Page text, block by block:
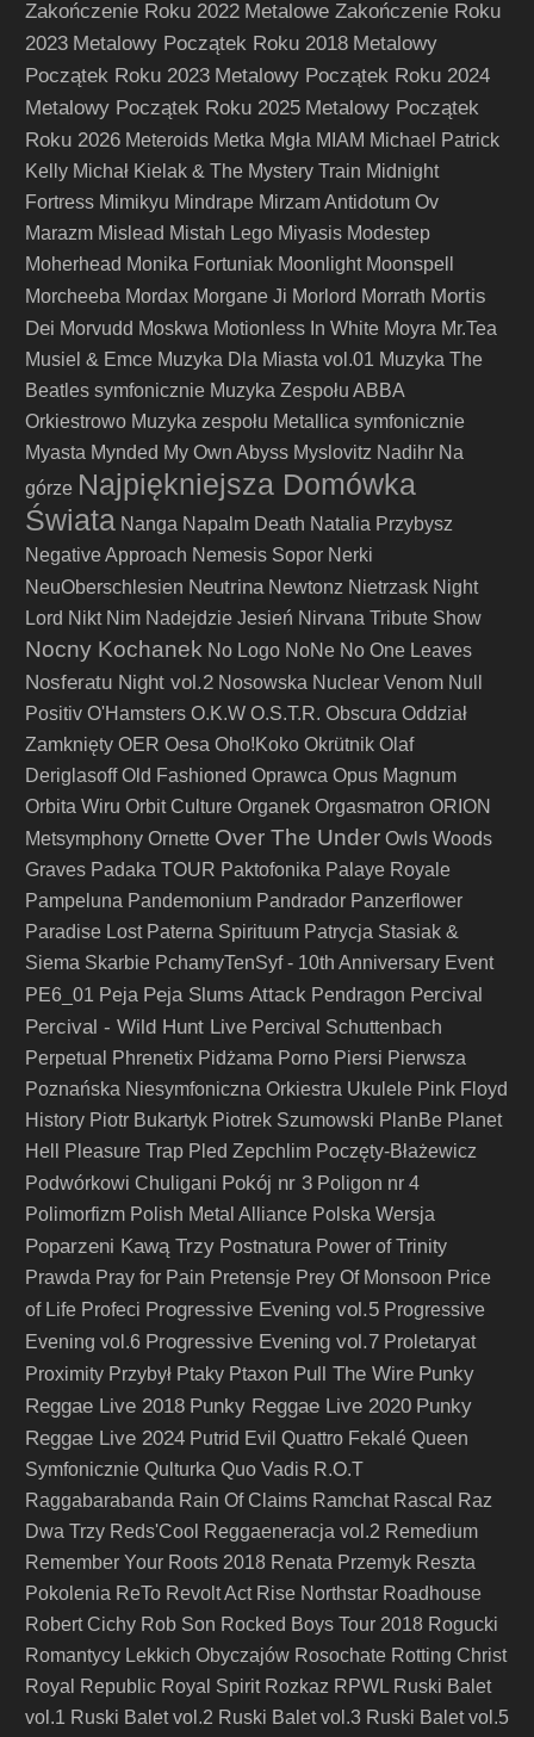
Zakończenie Roku 2022 Metalowe Zakończenie Roku
2023 Metalowy Początek Roku 2018 Metalowy
Początek Roku 2023 Metalowy Początek Roku 2024
Metalowy Początek Roku 2025 Metalowy Początek
Roku 2026 Meteroids Metka Mgła MIAM Michael Patrick
Kelly Michał Kielak & The Mystery Train Midnight
Fortress Mimikyu Mindrape Mirzam Antidotum Ov
Marazm Mislead Mistah Lego Miyasis Modestep
Moherhead Monika Fortuniak Moonlight Moonspell
Morcheeba Mordax Morgane Ji Morlord Morrath Mortis
Dei Morvudd Moskwa Motionless In White Moyra Mr.Tea
Musiel & Emce Muzyka Dla Miasta vol.01 Muzyka The
Beatles symfonicznie Muzyka Zespołu ABBA
Orkiestrowo Muzyka zespołu Metallica symfonicznie
Myasta Mynded My Own Abyss Myslovitz Nadihr Na
górze Najpiękniejsza Domówka
Świata Nanga Napalm Death Natalia Przybysz
Negative Approach Nemesis Sopor Nerki
NeuOberschlesien Neutrina Newtonz Nietrzask Night
Lord Nikt Nim Nadejdzie Jesień Nirvana Tribute Show
Nocny Kochanek No Logo NoNe No One Leaves
Nosferatu Night vol.2 Nosowska Nuclear Venom Null
Positiv O'Hamsters O.K.W O.S.T.R. Obscura Oddział
Zamknięty OER Oesa Oho!Koko Okrütnik Olaf
Deriglasoff Old Fashioned Oprawca Opus Magnum
Orbita Wiru Orbit Culture Organek Orgasmatron ORION
Metsymphony Ornette Over The Under Owls Woods
Graves Padaka TOUR Paktofonika Palaye Royale
Pampeluna Pandemonium Pandrador Panzerflower
Paradise Lost Paterna Spirituum Patrycja Stasiak &
Siema Skarbie PchamyTenSyf - 10th Anniversary Event
PE6_01 Peja Peja Slums Attack Pendragon Percival
Percival - Wild Hunt Live Percival Schuttenbach
Perpetual
Phrenetix Pidżama Porno Piersi Pierwsza
Poznańska Niesymfoniczna Orkiestra Ukulele Pink Floyd
History Piotr Bukartyk Piotrek Szumowski PlanBe Planet
Hell
Pleasure Trap Pled Zepchlim Poczęty-Błażewicz
Podwórkowi Chuligani Pokój nr 3 Poligon nr 4
Polimorfizm Polish Metal Alliance Polska Wersja
Poparzeni Kawą Trzy Postnatura Power of Trinity
Prawda Pray for Pain Pretensje Prey Of Monsoon Price
of Life Profeci Progressive Evening vol.5 Progressive
Evening vol.6 Progressive Evening vol.7 Proletaryat
Proximity Przybył Ptaky Ptaxon Pull The Wire Punky
Reggae Live 2018 Punky Reggae Live 2020 Punky
Reggae Live 2024 Putrid Evil Quattro Fekalé Queen
Symfonicznie Qulturka Quo Vadis R.O.T
Raggabarabanda Rain Of Claims Ramchat Rascal
Raz
Dwa Trzy Reds'Cool Reggaeneracja vol.2 Remedium
Remember Your Roots 2018 Renata Przemyk Reszta
Pokolenia ReTo Revolt Act Rise Northstar Roadhouse
Robert Cichy Rob Son Rocked Boys Tour 2018 Rogucki
Romantycy Lekkich Obyczajów Rosochate Rotting Christ
Royal Republic Royal Spirit Rozkaz RPWL Ruski Balet
vol.1 Ruski Balet vol.2 Ruski Balet vol.3 Ruski Balet vol.5